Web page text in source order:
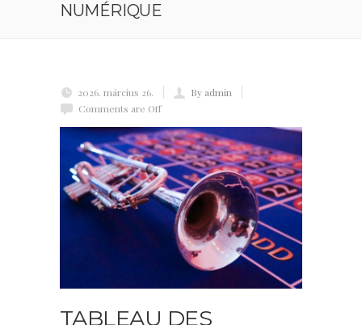
NUMÉRIQUE
2026. március 26.
By admin
Comments are Off
TABLEAU DES